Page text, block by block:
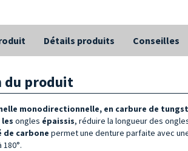
Détails produits Conseilles
du produit
monodirectionnelle, en carbure de
ongles épaissis, réduire la longueur des
de carbone permet une denture parfaite avec